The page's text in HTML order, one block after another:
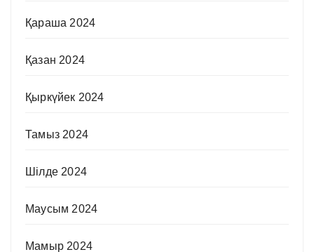
Қараша 2024
Қазан 2024
Қыркүйек 2024
Тамыз 2024
Шілде 2024
Маусым 2024
Мамыр 2024